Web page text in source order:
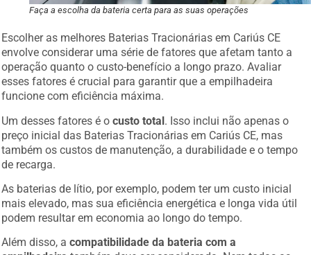
Faça a escolha da bateria certa para as suas operações
Escolher as melhores Baterias Tracionárias em Cariús CE
envolve considerar uma série de fatores que afetam tanto a
operação quanto o custo-benefício a longo prazo. Avaliar
esses fatores é crucial para garantir que a empilhadeira
funcione com eficiência máxima.
Um desses fatores é ocusto total. Isso inclui não apenas o
preço inicial das Baterias Tracionárias em Cariús CE, mas
também os custos de manutenção, a durabilidade e o tempo
de recarga.
As baterias de lítio, por exemplo, podem ter um custo inicial
mais elevado, mas sua eficiência energética e longa vida útil
podem resultar em economia ao longo do tempo.
Além disso, acompatibilidade da bateria com a